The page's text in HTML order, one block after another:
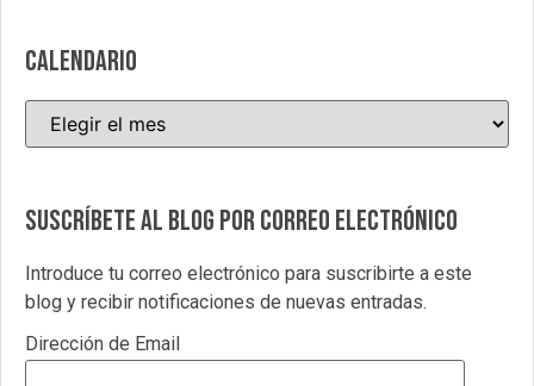
CALENDARIO
Suscríbete al blog por correo electrónico
Introduce tu correo electrónico para suscribirte a este
blog y recibir notificaciones de nuevas entradas.
Dirección de Email